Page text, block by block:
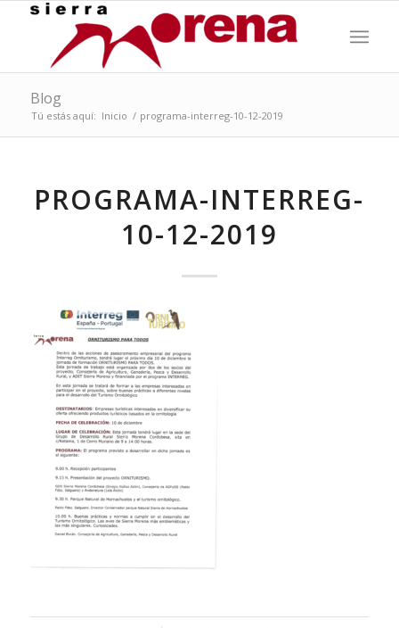
Blog
Tú estás aquí: Inicio / programa-interreg-10-12-2019
PROGRAMA-INTERREG-
10-12-2019